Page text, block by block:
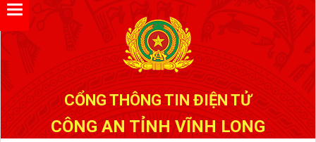
CỔNG THÔNG TIN ĐIỆN TỬ
CÔNG AN TỈNH VĨNH LONG